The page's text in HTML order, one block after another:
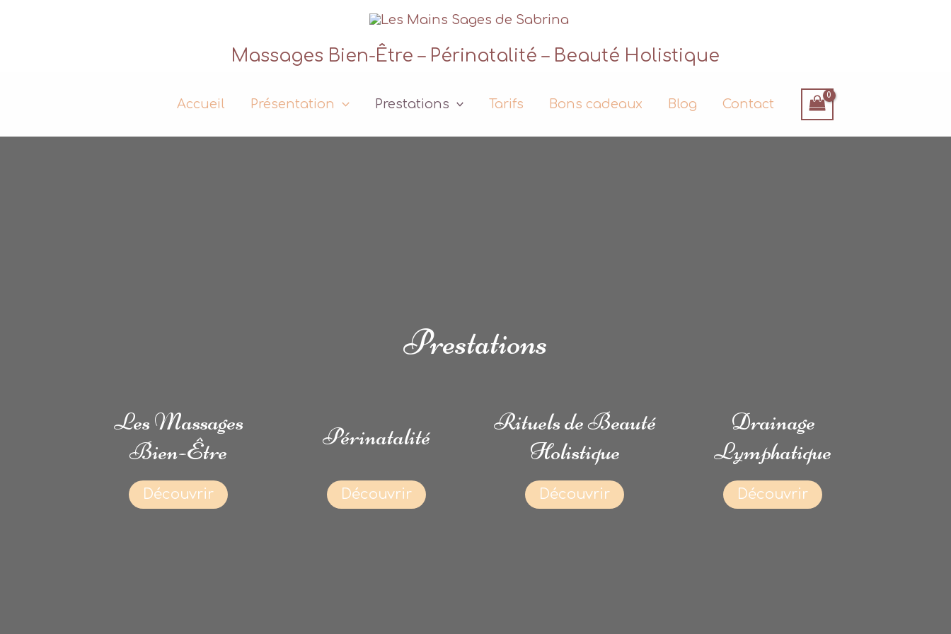
Massages Bien-Être – Périnatalité – Beauté Holistique
Accueil Présentation Prestations Tarifs Bons cadeaux Blog Contact
Prestations
Les Massages
Bien-Être
Périnatalité
Rituels de Beauté
Holistique
Drainage
Lymphatique
Découvrir Découvrir Découvrir Découvrir